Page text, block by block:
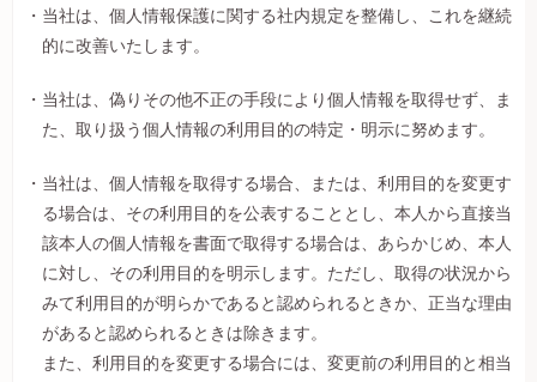
当社は、個人情報保護に関する社内規定を整備し、これを継続
的に改善いたします。
当社は、偽りその他不正の手段により個人情報を取得せず、ま
た、取り扱う個人情報の利用目的の特定・明示に努めます。
当社は、個人情報を取得する場合、または、利用目的を変更す
る場合は、その利用目的を公表することとし、本人から直接当
該本人の個人情報を書面で取得する場合は、あらかじめ、本人
に対し、その利用目的を明示します。ただし、取得の状況から
みて利用目的が明らかであると認められるときか、正当な理由
があると認められるときは除きます。
また、利用目的を変更する場合には、変更前の利用目的と相当